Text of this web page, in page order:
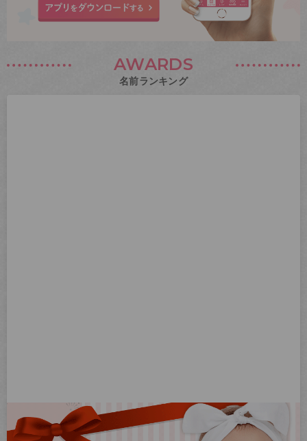
AWARDS
名前ランキング